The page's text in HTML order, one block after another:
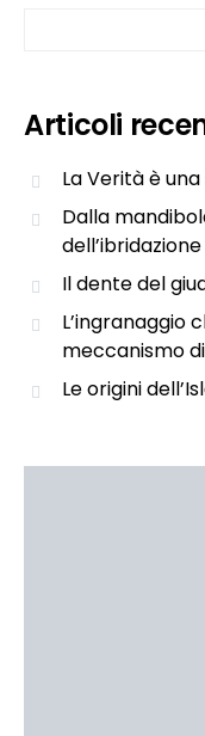
Articoli
La Verità è
Dalla
dell’ibridazione
Il dente del
L’ingranaggio
meccanismo
Le origini